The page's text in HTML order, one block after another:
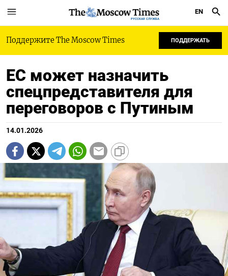
РУССКАЯ СЛУЖБА
EN
Поддержите The Moscow Times ПОДДЕРЖАТЬ
ЕС может назначить
спецпредставителя для
переговоров с Путиным
14.01.2026